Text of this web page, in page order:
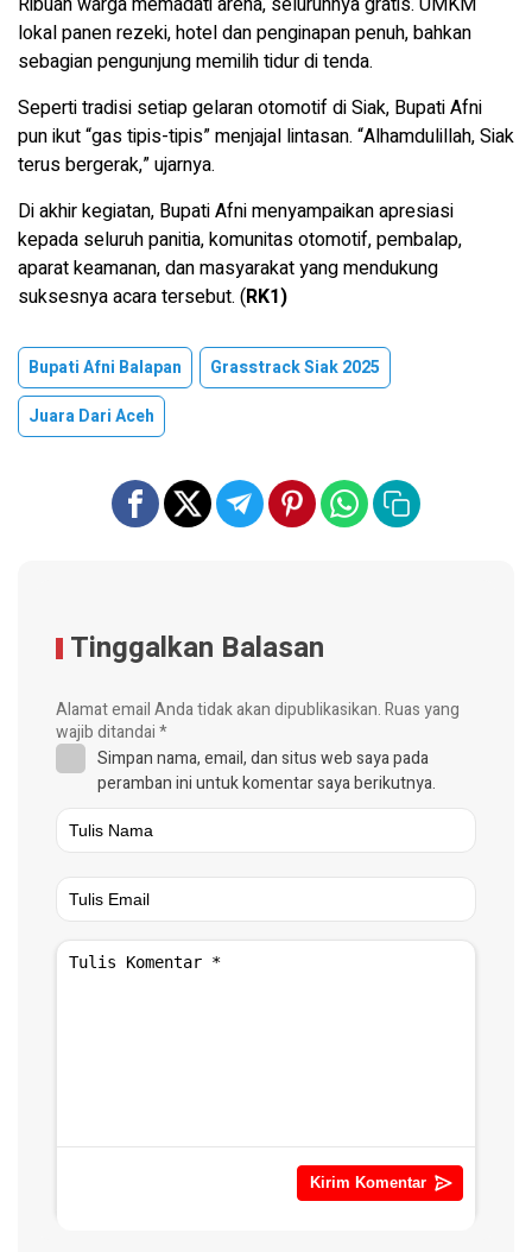
lokal panen rezeki, hotel dan penginapan penuh, bahkan
sebagian pengunjung memilih tidur di tenda.
Seperti tradisi setiap gelaran otomotif di Siak, Bupati Afni
pun ikut “gas tipis-tipis” menjajal lintasan. “Alhamdulillah, Siak
terus bergerak,” ujarnya.
Di akhir kegiatan, Bupati Afni menyampaikan apresiasi
kepada seluruh panitia, komunitas otomotif, pembalap,
aparat keamanan, dan masyarakat yang mendukung
suksesnya acara tersebut. (RK1)
Bupati Afni Balapan
Grasstrack Siak 2025
Juara Dari Aceh
Tinggalkan Balasan
Alamat email Anda tidak akan dipublikasikan.Ruas yang
wajib ditandai*
Simpan nama, email, dan situs web saya pada
peramban ini untuk komentar saya berikutnya.